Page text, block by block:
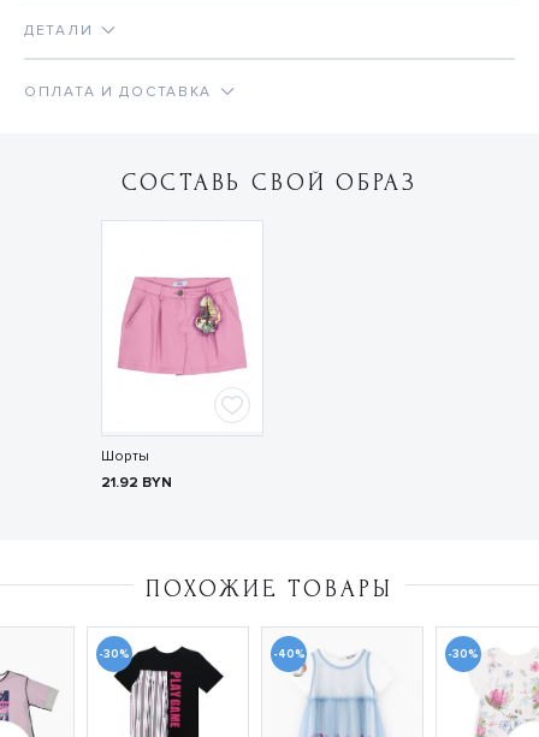
ДЕТАЛИ
ОПЛАТА И ДОСТАВКА
СОСТАВЬ СВОЙ ОБРАЗ
Шорты
21.92 BYN
ПОХОЖИЕ ТОВАРЫ
-30% -40% -30%